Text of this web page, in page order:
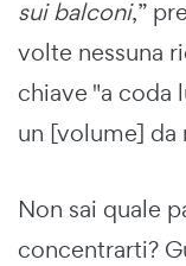
sui balconi,”
volte nessuna
chiave "a coda
un [volume] da
Non sai quale
concentrarti?